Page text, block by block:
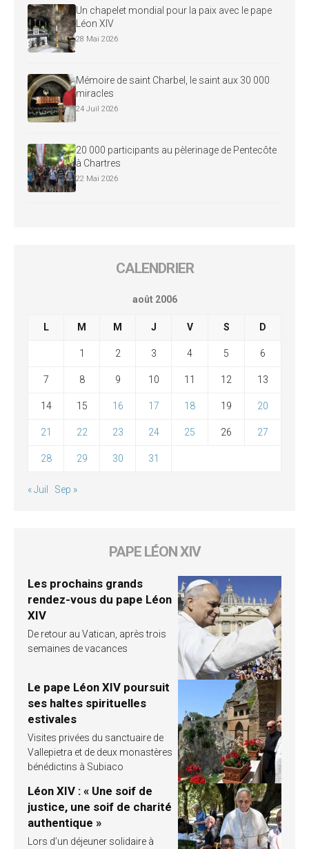
Un chapelet mondial pour la paix avec le pape
Léon XIV
28 Mai 2026
Mémoire de saint Charbel, le saint aux 30 000
miracles
24 Juil 2026
20 000 participants au pèlerinage de Pentecôte
à Chartres
22 Mai 2026
CALENDRIER
août 2006
L M M J V S D
1 2 3 4 5 6
7 8 9 10 11 12 13
14 15 16 17 18 19 20
21 22 23 24 25 26 27
28 29 30 31
« Juil Sep »
PAPE LÉON XIV
Les prochains grands
rendez-vous du pape Léon
XIV
De retour au Vatican, après trois
semaines de vacances
Le pape Léon XIV poursuit
ses haltes spirituelles
estivales
Visites privées du sanctuaire de
Vallepietra et de deux monastères
bénédictins à Subiaco
Léon XIV : « Une soif de
justice, une soif de charité
authentique »
Lors d’un déjeuner solidaire à